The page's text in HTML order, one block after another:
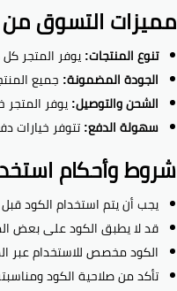
مميزات التسوق من
تنوع المنتجات:يوفر المتجر
الجودة المضمونة: جميع
الشحن والتوصيل:يوفر
سهولة الدفع:تتوفر خيارات
شروط وأحكام
يجب أن يتم استخدام الكود
قد لا يطبق الكود على بعض
الكود مخصص للاستخدام عبر
تأكد من صلاحية الكود